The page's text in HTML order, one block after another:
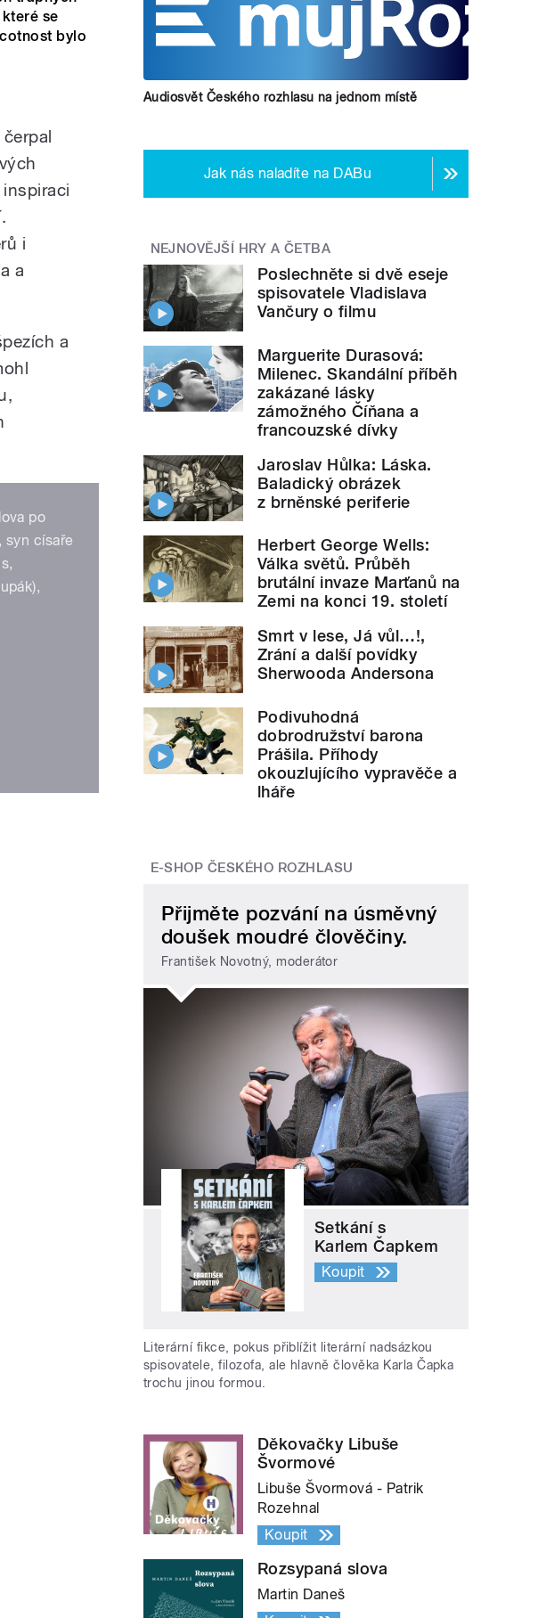
se
bylo
i
a
a
po
syn císaře
Audiosvět Českého rozhlasu na jednom místě
Jak nás naladíte na DABu
NEJNOVĚJŠÍ HRY A ČETBA
Poslechněte si dvě eseje
spisovatele Vladislava
Vančury o filmu
Marguerite Durasová:
Milenec. Skandální příběh
zakázané lásky
zámožného Číňana a
francouzské dívky
Jaroslav Hůlka: Láska.
Baladický obrázek
z brněnské periferie
Herbert George Wells:
Válka světů. Průběh
brutální invaze Marťanů na
Zemi na konci 19. století
Smrt v lese, Já vůl…!,
Zrání a další povídky
Sherwooda Andersona
Podivuhodná
dobrodružství barona
Prášila. Příhody
okouzlujícího vypravěče a
lháře
E-SHOP ČESKÉHO ROZHLASU
Přijměte pozvání na úsměvný
doušek moudré člověčiny.
František Novotný, moderátor
Setkání s
Karlem Čapkem
Koupit
Literární fikce, pokus přiblížit literární nadsázkou
spisovatele, filozofa, ale hlavně člověka Karla Čapka
trochu jinou formou.
Děkovačky Libuše
Švormové
Libuše Švormová - Patrik
Rozehnal
Koupit
Rozsypaná slova
Martin Daneš